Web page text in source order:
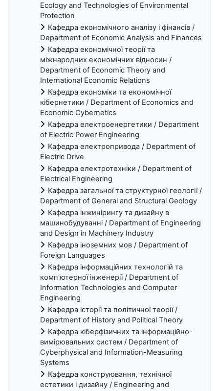
Ecology and Technologies of Environmental
Protection
Кафедра економічного аналізу і фінансів /
Department of Economic Analysis and Finances
Кафедра економічної теорії та
міжнародних економічних відносин /
Department of Economic Theory and
International Economic Relations
Кафедра економіки та економічної
кібернетики / Department of Economics and
Economic Cybernetics
Кафедра електроенергетики / Department
of Electric Power Engineering
Кафедра електропривода / Department of
Electric Drive
Кафедра електротехніки / Department of
Electrical Engineering
Кафедра загальної та структурної геології /
Department of General and Structural Geology
Кафедра інжинірингу та дизайну в
машинобудуванні / Department of Engineering
and Design in Machinery Industry
Кафедра іноземних мов / Department of
Foreign Languages
Кафедра інформаційних технологій та
комп'ютерної інженерії / Department of
Information Technologies and Computer
Engineering
Кафедра історії та політичної теорії /
Department of History and Political Theory
Кафедра кіберфізичних та інформаційно-
вимірювальних систем / Department of
Cyberphysical and Information-Measuring
Systems
Кафедра конструювання, технічної
естетики і дизайну / Engineering and